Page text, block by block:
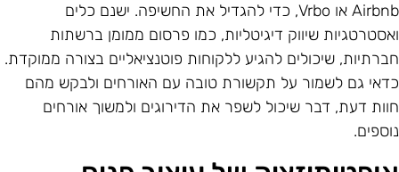
Airbnb או Vrbo, כדי להגדיל את החשיפה. ישנם כלים
שיווק דיגיטליות, כמו פרסום ממומן ברשתות
שיכולים להגיע ללקוחות פוטנציאליים בצורה ממוקדת.
גם לשמור על תקשורת טובה עם האורחים ולבקש מהם
דעת, דבר שיכול לשפר את הדירוגים ולמשוך אורחים